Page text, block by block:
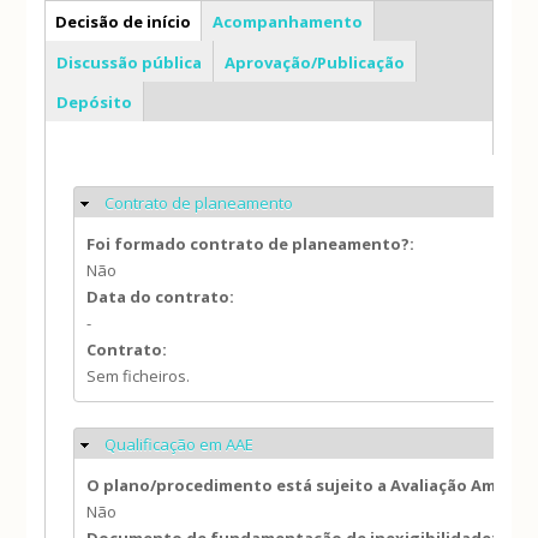
PP
Decisão de início
Acompanhamento
Discussão pública
Aprovação/Publicação
Depósito
Ocultar
Contrato de planeamento
Foi formado contrato de planeamento?:
Não
Data do contrato:
-
Contrato:
Sem ficheiros.
Ocultar
Qualificação em AAE
O plano/procedimento está sujeito a Avaliação
Não